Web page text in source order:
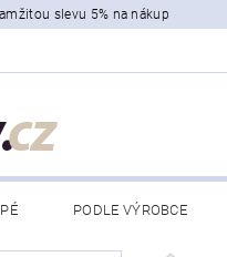
slevu 5% na nákup
PODLE VÝROBCE